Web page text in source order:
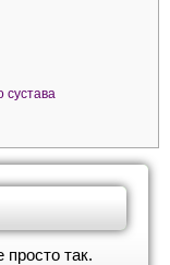
сустава
так.